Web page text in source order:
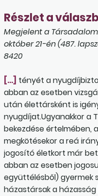
Részlet a
Megjelent a
október 21-én (487.
8420
[…] tényét a
abban az esetben
után élettársként is
nyugdíjat.Ugyanakkor a
bekezdése értelmében,
megkötésekor a reá
jogosító életkort már
abban az esetben
együttélésből) gyermek
házastársak a házasság